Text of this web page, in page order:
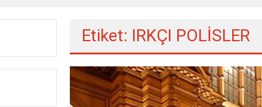
Etiket: IRKÇI POLİSLER